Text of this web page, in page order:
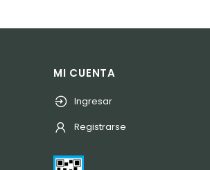
MI CUENTA
Ingresar
Registrarse